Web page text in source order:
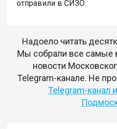
отправили в СИЗО.
Надоело читать
Мы собрали все самые
новости
Telegram-канале. Не
Telegram-канал